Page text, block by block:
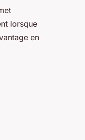
lorsque
en